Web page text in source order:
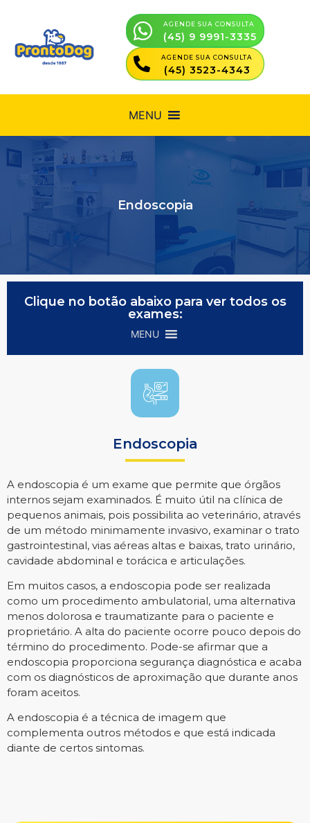
AGENDE SUA CONSULTA
(45) 9 9991-3335
AGENDE SUA CONSULTA
(45) 3523-4343
MENU
Endoscopia
Clique no botão abaixo para ver todos os
exames:
MENU
Endoscopia
A endoscopia é um exame que permite que órgãos
internos sejam examinados. É muito útil na clínica de
pequenos animais, pois possibilita ao veterinário, através
de um método minimamente invasivo, examinar o trato
gastrointestinal, vias aéreas altas e baixas, trato urinário,
cavidade abdominal e torácica e articulações.
Em muitos casos, a endoscopia pode ser realizada
como um procedimento ambulatorial, uma alternativa
menos dolorosa e traumatizante para o paciente e
proprietário. A alta do paciente ocorre pouco depois do
término do procedimento. Pode-se afirmar que a
endoscopia proporciona segurança diagnóstica e acaba
com os diagnósticos de aproximação que durante anos
foram aceitos.
A endoscopia é a técnica de imagem que
complementa outros métodos e que está indicada
diante de certos sintomas.